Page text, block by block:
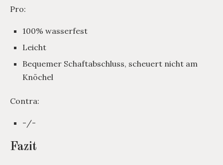
Pro:
100% wasserfest
Leicht
Bequemer Schaftabschluss, scheuert nicht am
Knöchel
Contra:
-/-
Fazit